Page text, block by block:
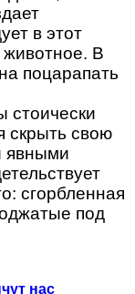
в этот
животное. В
поцарапать
стоически
скрыть свою
явными
сгорбленная
под
нас